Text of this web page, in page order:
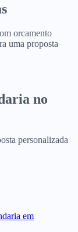
orcamento
uma proposta
no
personalizada
em